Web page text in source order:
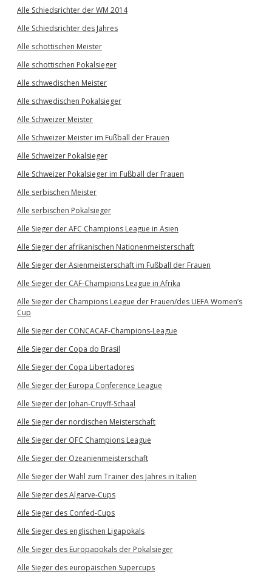
Alle Schiedsrichter der WM 2014
Alle Schiedsrichter des Jahres
Alle schottischen Meister
Alle schottischen Pokalsieger
Alle schwedischen Meister
Alle schwedischen Pokalsieger
Alle Schweizer Meister
Alle Schweizer Meister im Fußball der Frauen
Alle Schweizer Pokalsieger
Alle Schweizer Pokalsieger im Fußball der Frauen
Alle serbischen Meister
Alle serbischen Pokalsieger
Alle Sieger der AFC Champions League in Asien
Alle Sieger der afrikanischen Nationenmeisterschaft
Alle Sieger der Asienmeisterschaft im Fußball der Frauen
Alle Sieger der CAF-Champions League in Afrika
Alle Sieger der Champions League der Frauen/des UEFA Women’s
Cup
Alle Sieger der CONCACAF-Champions-League
Alle Sieger der Copa do Brasil
Alle Sieger der Copa Libertadores
Alle Sieger der Europa Conference League
Alle Sieger der Johan-Cruyff-Schaal
Alle Sieger der nordischen Meisterschaft
Alle Sieger der OFC Champions League
Alle Sieger der Ozeanienmeisterschaft
Alle Sieger der Wahl zum Trainer des Jahres in Italien
Alle Sieger des Algarve-Cups
Alle Sieger des Confed-Cups
Alle Sieger des englischen Ligapokals
Alle Sieger des Europapokals der Pokalsieger
Alle Sieger des europäischen Supercups